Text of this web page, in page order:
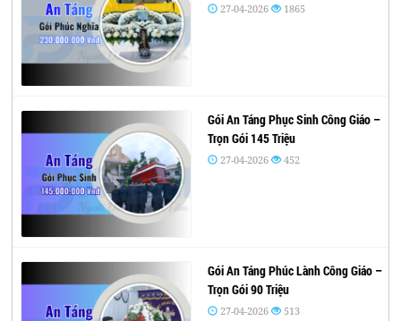
27-04-2026 1865
Gói An Táng Phục Sinh Công Giáo –
Trọn Gói 145 Triệu
27-04-2026 452
Gói An Táng Phúc Lành Công Giáo –
Trọn Gói 90 Triệu
27-04-2026 513